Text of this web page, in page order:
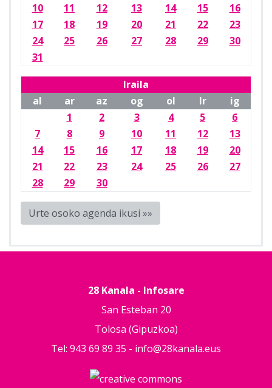
10
11 12 13 14 15
16
17
18 19 20 21 22
23
24
25 26 27 28 29
30
31
Iraila
al
ar az og ol lr
ig
1
2 3 4 5
6
7
8 9 10 11 12
13
14
15 16 17 18 19
20
21
22 23 24 25 26
27
28
29 30
Urte osoko agenda ikusi »»
28 Kanala - Infosare
San Esteban 20
Tolosa (Gipuzkoa)
Tel: 943 69 89 35 - info@28kanala.eus